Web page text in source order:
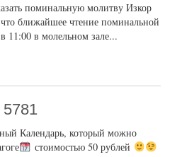
поминальную молитву Изкор
ближайшее чтение поминальной
11:00 в молельном зале...
Календарь, который можно
стоимостью 50 рублей